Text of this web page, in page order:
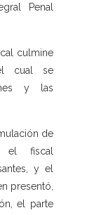
Penal
culmine
cual se
y las
de
el fiscal
y el
presentó,
el parte